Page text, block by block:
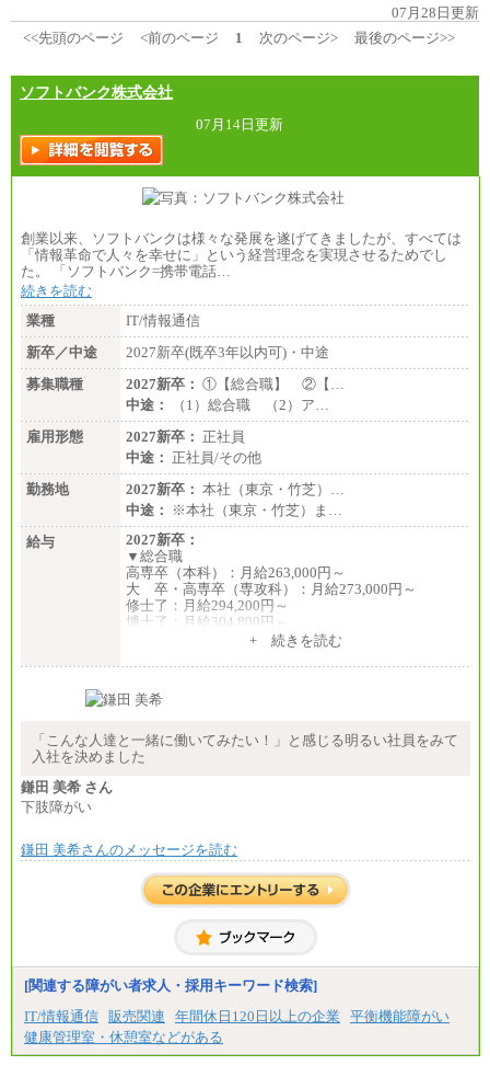
07月28日更新
<<先頭のページ
<前のページ 1 次のページ> 最後のページ>>
ソフトバンク株式会社
07月14日更新
創業以来、ソフトバンクは様々な発展を遂げてきましたが、すべては
「情報革命で人々を幸せに」という経営理念を実現させるためでし
た。 「ソフトバンク=携帯電話…
続きを読む
業種
IT/情報通信
新卒／中途
2027新卒(既卒3年以内可)・中途
募集職種
2027新卒： ①【総合職】 ②【…
中途：
（1）総合職 （2）ア…
雇用形態
2027新卒： 正社員
中途： 正社員/その他
勤務地
2027新卒： 本社（東京・竹芝）…
中途：
※本社（東京・竹芝）ま…
給与
2027新卒：
▼総合職
高専卒（本科）：月給263,000円～
大 卒・高専卒（専攻科）：月給273,000円～
修士了：月給294,200円～
博士了：月給304,800円～
で、それらを入社後の実業務において発揮できると
することがあります
▼アソシエイト職
月給235,000円
中途：
※経験、能力を考慮の上、当社規定により優遇
※自己成長支援金(10,000円）を含む
※別途、Workstyle支援金(月額4,000円）
+ 続きを読む
「こんな人達と一緒に働いてみたい！」と感じる明るい社員をみて
入社を決めました
鎌田 美希 さん
下肢障がい
鎌田 美希さんのメッセージを読む
[関連する障がい者求人・採用キーワード検索]
IT/情報通信 販売関連 年間休日120日以上の企業
平衡機能障がい
健康管理室・休憩室などがある